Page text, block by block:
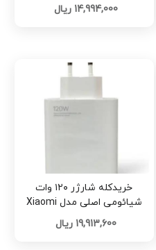
14,994,000 ریال
خریدکله شارژر ۱۲۰ وات
شیائومی اصلی مدل Xiaomi
عمده
19,913,600 ریال